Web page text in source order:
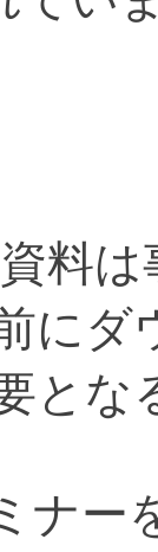
料は
にダ
とな
ナー